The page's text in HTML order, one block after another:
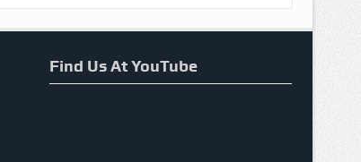
Find Us At YouTube